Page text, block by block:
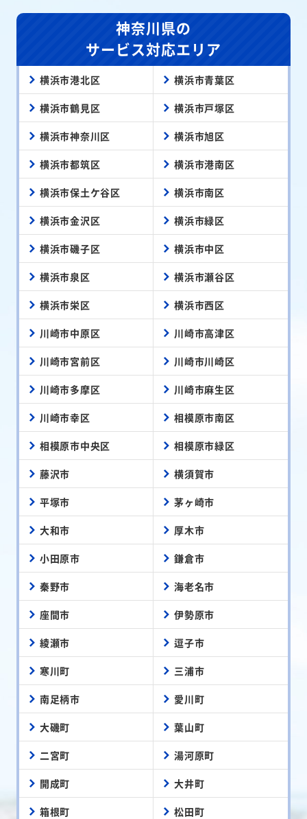
神奈川県の
サービス対応エリア
横浜市港北区 横浜市青葉区
横浜市鶴見区 横浜市戸塚区
横浜市神奈川区 横浜市旭区
横浜市都筑区 横浜市港南区
横浜市保土ケ谷区 横浜市南区
横浜市金沢区 横浜市緑区
横浜市磯子区 横浜市中区
横浜市泉区 横浜市瀬谷区
横浜市栄区 横浜市西区
川崎市中原区 川崎市高津区
川崎市宮前区 川崎市川崎区
川崎市多摩区 川崎市麻生区
川崎市幸区 相模原市南区
相模原市中央区 相模原市緑区
藤沢市 横須賀市
平塚市 茅ヶ崎市
大和市 厚木市
小田原市 鎌倉市
秦野市 海老名市
座間市 伊勢原市
綾瀬市 逗子市
寒川町 三浦市
南足柄市 愛川町
大磯町 葉山町
二宮町 湯河原町
開成町 大井町
箱根町 松田町